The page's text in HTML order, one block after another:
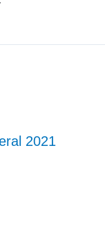
2021